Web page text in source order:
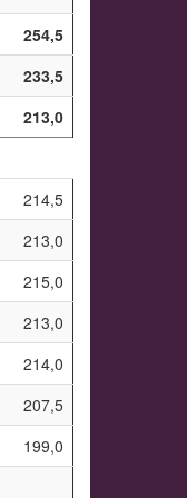
254,5
233,5
213,0
214,5
213,0
215,0
213,0
214,0
207,5
199,0